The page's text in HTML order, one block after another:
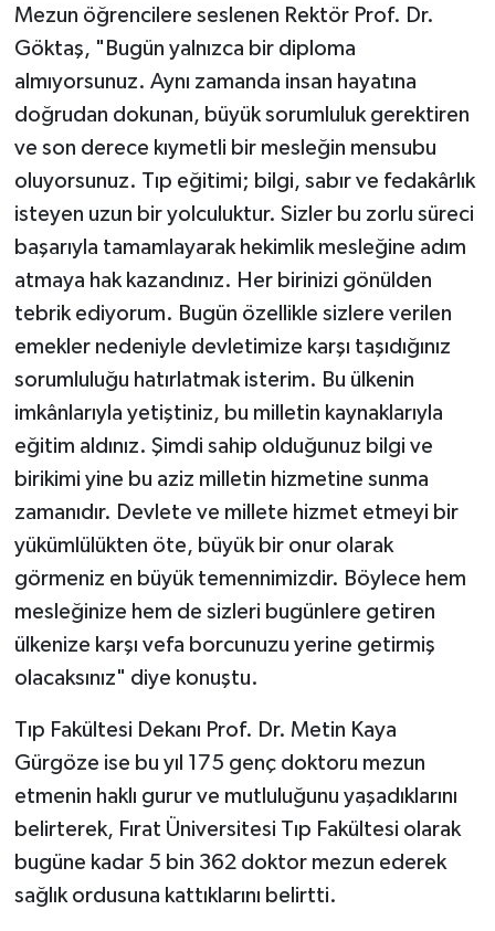
Mezun öğrencilere seslenen Rektör Prof. Dr.
Göktaş, "Bugün yalnızca bir diploma
almıyorsunuz. Aynı zamanda insan hayatına
doğrudan dokunan, büyük sorumluluk gerektiren
ve son derece kıymetli bir mesleğin mensubu
oluyorsunuz. Tıp eğitimi; bilgi, sabır ve fedakârlık
isteyen uzun bir yolculuktur. Sizler bu zorlu süreci
başarıyla tamamlayarak hekimlik mesleğine adım
atmaya hak kazandınız. Her birinizi gönülden
tebrik ediyorum. Bugün özellikle sizlere verilen
emekler nedeniyle devletimize karşı taşıdığınız
sorumluluğu hatırlatmak isterim. Bu ülkenin
imkânlarıyla yetiştiniz, bu milletin kaynaklarıyla
eğitim aldınız. Şimdi sahip olduğunuz bilgi ve
birikimi yine bu aziz milletin hizmetine sunma
zamanıdır. Devlete ve millete hizmet etmeyi bir
yükümlülükten öte, büyük bir onur olarak
görmeniz en büyük temennimizdir. Böylece hem
mesleğinize hem de sizleri bugünlere getiren
ülkenize karşı vefa borcunuzu yerine getirmiş
olacaksınız" diye konuştu.
Tıp Fakültesi Dekanı Prof. Dr. Metin Kaya
Gürgöze ise bu yıl 175 genç doktoru mezun
etmenin haklı gurur ve mutluluğunu yaşadıklarını
belirterek, Fırat Üniversitesi Tıp Fakültesi olarak
bugüne kadar 5 bin 362 doktor mezun ederek
sağlık ordusuna kattıklarını belirtti.